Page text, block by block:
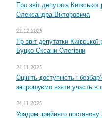
Про звіт депутата
Олександра Вікторовича
22.12.2025
Пр звіт депутатки
Буцко Оксани Олегівни
24.11.2025
Оцініть доступність і
запрошуємо взяти участь в
24.11.2025
Урядом прийнято постанову